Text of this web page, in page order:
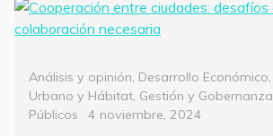
Categorías
Análisis y opinión, Desarrollo Económico,
Urbano y Hábitat, Gestión y Gobernanza
Públicos
Posted
4 noviembre, 2024